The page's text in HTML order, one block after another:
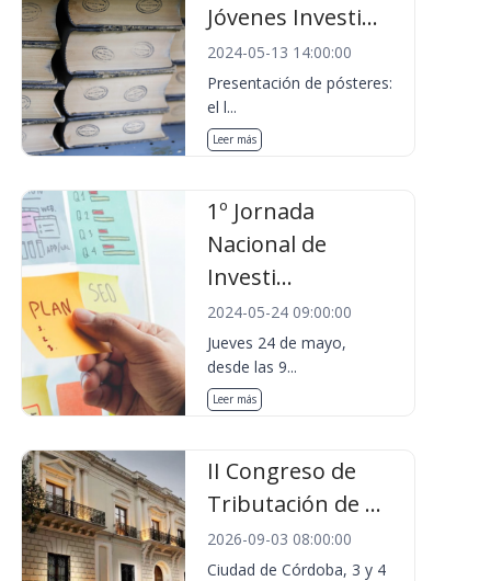
Jóvenes Investi...
2024-05-13 14:00:00
Presentación de pósteres:
el l...
Leer más
1º Jornada
Nacional de
Investi...
2024-05-24 09:00:00
Jueves 24 de mayo,
desde las 9...
Leer más
II Congreso de
Tributación de ...
2026-09-03 08:00:00
Ciudad de Córdoba, 3 y 4